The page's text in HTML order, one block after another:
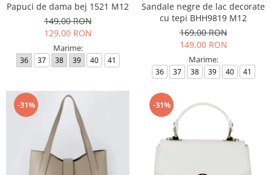
Papuci de dama bej 1521 M12
149,00 RON
129,00 RON
Marime:
36 37 38 39 40 41
Sandale negre de lac decorate
cu tepi BHH9819 M12
169,00 RON
149,00 RON
Marime:
36 37 38 39 40 41
-31% -31%